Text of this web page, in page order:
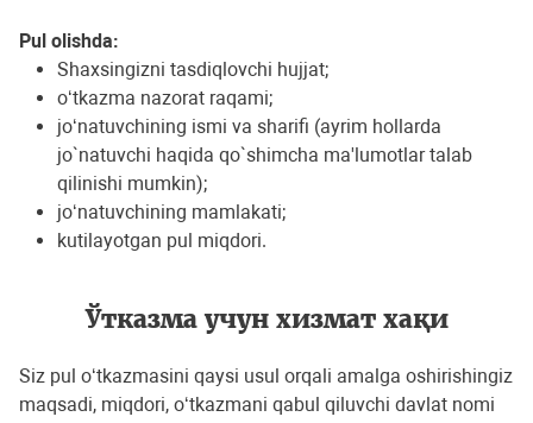
Pul olishda:
Shaxsingizni tasdiqlovchi hujjat;
o‘tkazma nazorat raqami;
jo‘natuvchining ismi va sharifi (ayrim hollarda
jo`natuvchi haqida qo`shimcha ma'lumotlar talab
qilinishi mumkin);
jo‘natuvchining mamlakati;
kutilayotgan pul miqdori.
Ўтказма учун хизмат хақи
Siz pul o‘tkazmasini qaysi usul orqali amalga oshirishingiz
maqsadi, miqdori, o‘tkazmani qabul qiluvchi davlat nomi